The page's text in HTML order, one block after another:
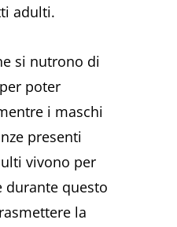
adulti.
si nutrono di
poter
i maschi
presenti
vivono per
durante questo
la